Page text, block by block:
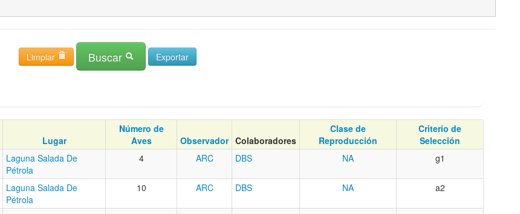
Limpiar Buscar
Lugar
Número de
Aves
Observador Colaboradores
Clase de
Reproducción
Criterio de
Selección
Laguna Salada De
Pétrola
4 ARC DBS NA g1
Laguna Salada De
Pétrola
10 ARC DBS NA a2